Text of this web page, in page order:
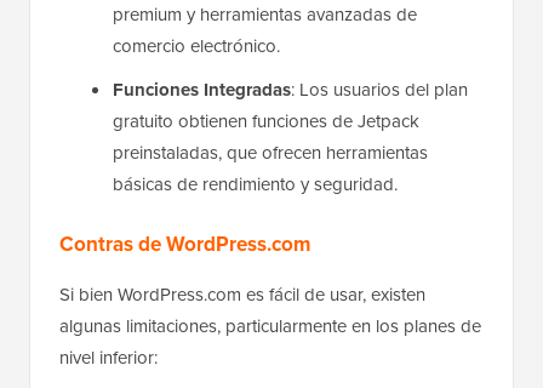
premium y herramientas avanzadas de
comercio electrónico.
Funciones Integradas: Los usuarios del plan
gratuito obtienen funciones de Jetpack
preinstaladas, que ofrecen herramientas
básicas de rendimiento y seguridad.
Contras de WordPress.com
Si bien WordPress.com es fácil de usar, existen
algunas limitaciones, particularmente en los planes de
nivel inferior: